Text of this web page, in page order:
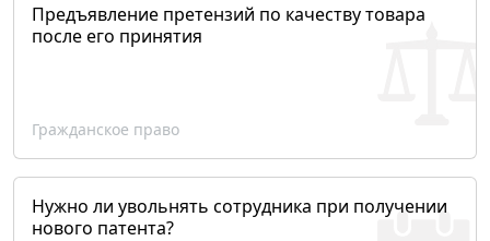
Предъявление претензий по качеству товара
после его принятия
Гражданское право
Нужно ли увольнять сотрудника при получении
нового патента?